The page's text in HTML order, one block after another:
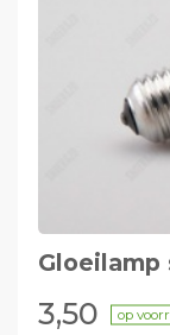
Gloeilamp
3,50 op